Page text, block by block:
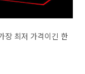
장 최저 가격이긴 한